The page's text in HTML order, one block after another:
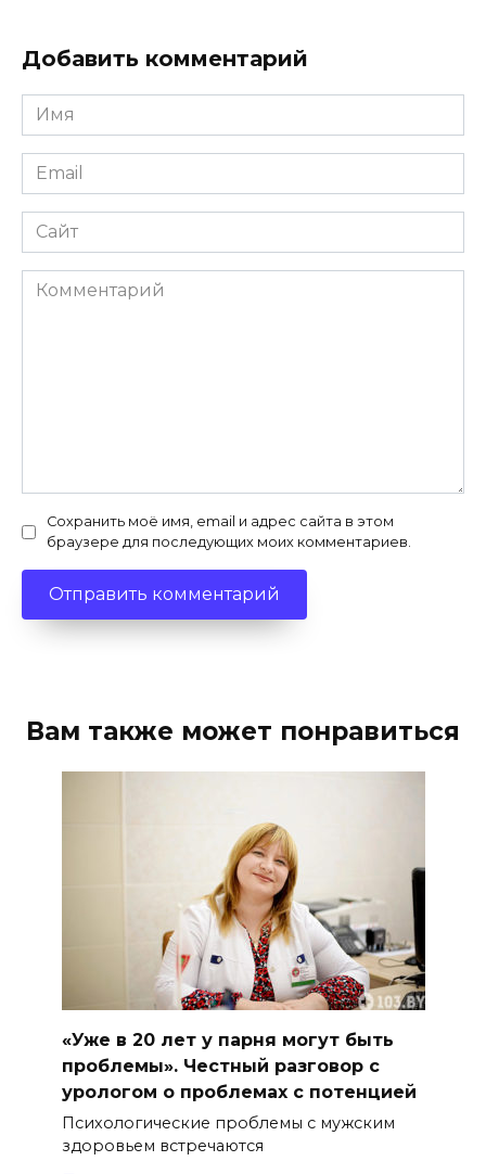
Добавить комментарий
Имя
*
Email
*
Сайт
Комментарий
Сохранить моё имя, email и адрес сайта в этом
браузере для последующих моих комментариев.
Вам также может понравиться
«Уже в 20 лет у парня могут быть
проблемы». Честный разговор с
урологом о проблемах с потенцией
Психологические проблемы с мужским
здоровьем встречаются